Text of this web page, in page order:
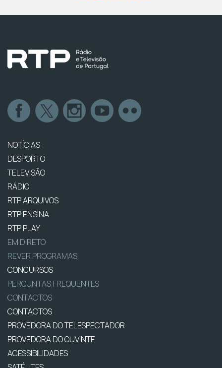
NOTÍCIAS
DESPORTO
TELEVISÃO
RÁDIO
RTP ARQUIVOS
RTP ENSINA
RTP PLAY
EM DIRETO
REVER PROGRAMAS
CONCURSOS
PERGUNTAS FREQUENTES
CONTACTOS
CONTACTOS
PROVEDORA DO TELESPECTADOR
PROVEDORA DO OUVINTE
ACESSIBILIDADES